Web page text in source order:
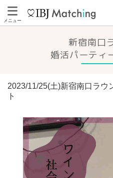
メニュー
新宿南口
婚活パーティ
2023/11/25(土)新宿南口ラウ
ト